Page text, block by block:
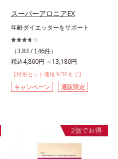
スーパーアロニアEX
年齢ダイエッターをサポート
（3.83 / 146件）
税込4,860円 ～13,180円
【特別セット価格 9/30まで】
キャンペーン 通販限定